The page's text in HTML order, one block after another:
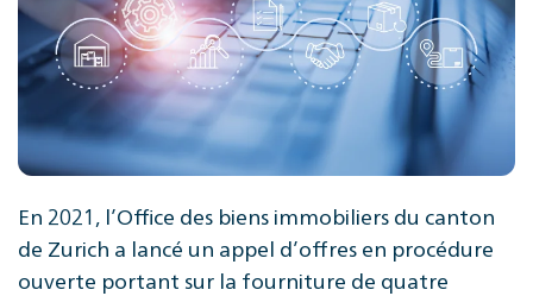
En 2021, l’Office des biens immobiliers du canton
de Zurich a lancé un appel d’offres en procédure
ouverte portant sur la fourniture de quatre